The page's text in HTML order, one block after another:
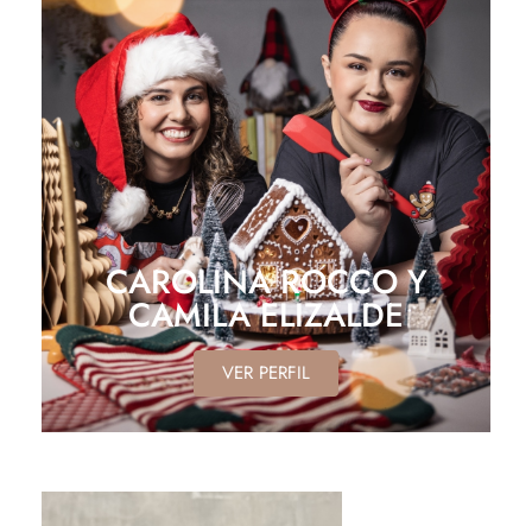
CAROLINA ROCCO Y
CAMILA ELIZALDE
VER PERFIL